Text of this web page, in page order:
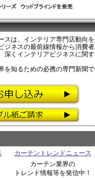
スは、インテリア専門店動向を
ジネスの最前線情報から消費者
深くインテリアビジネスに関す
を知るための必携の専門新聞で
カーテントレンドニュース
カーテン業界の
トレンド情報等を発信中！